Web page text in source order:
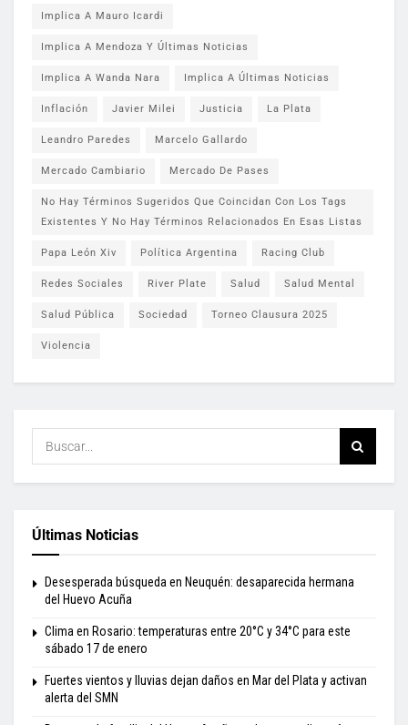
Implica A Mauro Icardi
Implica A Mendoza Y Últimas Noticias
Implica A Wanda Nara Implica A Últimas Noticias
Inflación Javier Milei Justicia La Plata
Leandro Paredes Marcelo Gallardo
Mercado Cambiario Mercado De Pases
No Hay Términos Sugeridos Que Coincidan Con Los Tags
Existentes Y No Hay Términos Relacionados En Esas Listas
Papa León Xiv Política Argentina Racing Club
Redes Sociales River Plate Salud Salud Mental
Salud Pública Sociedad Torneo Clausura 2025
Violencia
Últimas Noticias
Desesperada búsqueda en Neuquén: desaparecida hermana
del Huevo Acuña
Clima en Rosario: temperaturas entre 20°C y 34°C para este
sábado 17 de enero
Fuertes vientos y lluvias dejan daños en Mar del Plata y activan
alerta del SMN